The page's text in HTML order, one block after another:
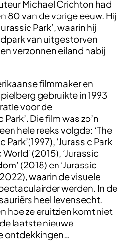
Michael Crichton had
80 van de vorige eeuw. Hij
Park’, waarin hij
van uitgestorven
verzonnen eiland nabij
filmmaker en
gebruikte in 1993
voor de
Park’. Die film was zo’n
hele reeks volgde: ‘The
‘Jurassic Park
World’ (2015), ‘Jurassic
(2018) en ‘Jurassic
waarin de visuele
werden. In de
heel levensecht.
hoe ze eruitzien komt niet
laatste nieuwe
ontdekkingen…